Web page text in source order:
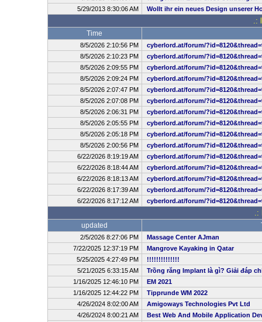
5/29/2013 8:30:06 AM
Wollt ihr ein neues Design unserer
.:
Time
8/5/2026 2:10:56 PM
cyberlord.at/forum/
8/5/2026 2:10:23 PM
cyberlord.at/forum/
8/5/2026 2:09:55 PM
cyberlord.at/forum/
8/5/2026 2:09:24 PM
cyberlord.at/forum/
8/5/2026 2:07:47 PM
cyberlord.at/forum/
8/5/2026 2:07:08 PM
cyberlord.at/forum/
8/5/2026 2:06:31 PM
cyberlord.at/forum/
8/5/2026 2:05:55 PM
cyberlord.at/forum/
8/5/2026 2:05:18 PM
cyberlord.at/forum/
8/5/2026 2:00:56 PM
cyberlord.at/forum/
6/22/2026 8:19:19 AM
cyberlord.at/forum/
6/22/2026 8:18:44 AM
cyberlord.at/forum/
6/22/2026 8:18:13 AM
cyberlord.at/forum/
6/22/2026 8:17:39 AM
cyberlord.at/forum/
6/22/2026 8:17:12 AM
cyberlord.at/forum/
.:
updated
2/5/2026 8:27:06 PM
Massage Center AJman
7/22/2025 12:37:19 PM
Mangrove Kayaking in Qatar
5/25/2025 4:27:49 PM
!!!!!!!!!!!!!!
5/21/2025 6:33:15 AM
Trồng răng Implant là gì? Giải đáp
1/16/2025 12:46:10 PM
EM 2021
1/16/2025 12:44:22 PM
Tipprunde WM 2022
4/26/2024 8:02:00 AM
Amigoways Technologies Pvt Ltd
4/26/2024 8:00:21 AM
Best Web And Mobile Application